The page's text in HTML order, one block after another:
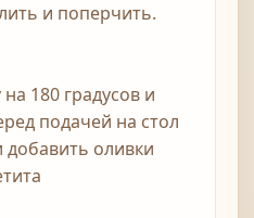
и поперчить.
180 градусов и
подачей на стол
оливки